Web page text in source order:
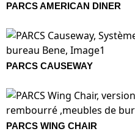
PARCS AMERICAN DINER
PARCS CAUSEWAY
PARCS WING CHAIR